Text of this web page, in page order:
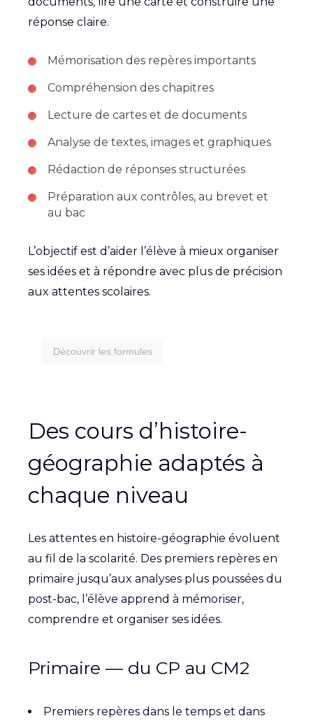
réponse claire.
Mémorisation des repères importants
Compréhension des chapitres
Lecture de cartes et de documents
Analyse de textes, images et graphiques
Rédaction de réponses structurées
Préparation aux contrôles, au brevet et
au bac
L’objectif est d’aider l’élève à mieux organiser
ses idées et à répondre avec plus de précision
aux attentes scolaires.
Découvrir les formules
Des cours d’histoire-
géographie adaptés à
chaque niveau
Les attentes en histoire-géographie évoluent
au fil de la scolarité. Des premiers repères en
primaire jusqu’aux analyses plus poussées du
post-bac, l’élève apprend à mémoriser,
comprendre et organiser ses idées.
Primaire — du CP au CM2
Premiers repères dans le temps et dans